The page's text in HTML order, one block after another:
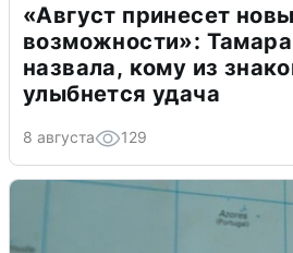
«Август принесет
возможности»:
назвала, кому из
улыбнется удача
8 августа 129